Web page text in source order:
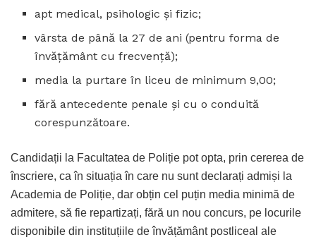
apt medical, psihologic și fizic;
vârsta de până la 27 de ani (pentru forma de
învățământ cu frecvență);
media la purtare în liceu de minimum 9,00;
fără antecedente penale și cu o conduită
corespunzătoare.
Candidații la Facultatea de Poliție pot opta, prin cererea de
înscriere, ca în situația în care nu sunt declarați admiși la
Academia de Poliție, dar obțin cel puțin media minimă de
admitere, să fie repartizați, fără un nou concurs, pe locurile
disponibile din instituțiile de învățământ postliceal ale